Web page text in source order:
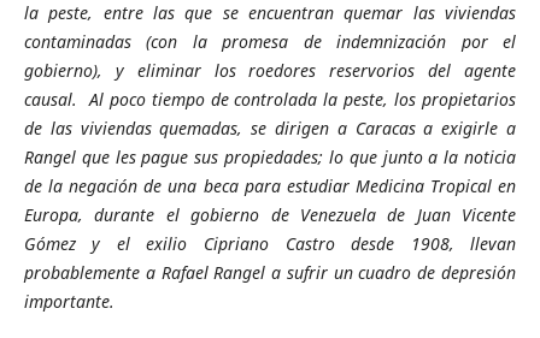
la peste, entre las que se encuentran quemar las viviendas
contaminadas (con la promesa de indemnización por el
gobierno), y eliminar los roedores reservorios del agente
causal. Al poco tiempo de controlada la peste, los propietarios
de las viviendas quemadas, se dirigen a Caracas a exigirle a
Rangel que les pague sus propiedades; lo que junto a la noticia
dela negación de una beca para estudiar Medicina Tropical en
Europa, durante el gobierno de Venezuela de Juan Vicente
Gómez y el exilio Cipriano Castro desde 1908, llevan
probablemente a Rafael Rangel a sufrir un cuadro de depresión
importante.